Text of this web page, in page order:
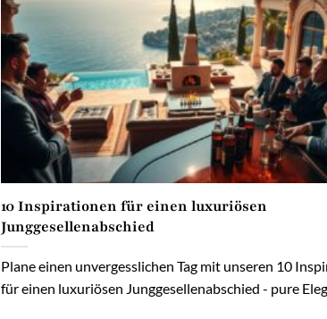
10 Inspirationen für einen luxuriösen
Junggesellenabschied
Plane einen unvergesslichen Tag mit unseren 10
für einen luxuriösen Junggesellenabschied - pure